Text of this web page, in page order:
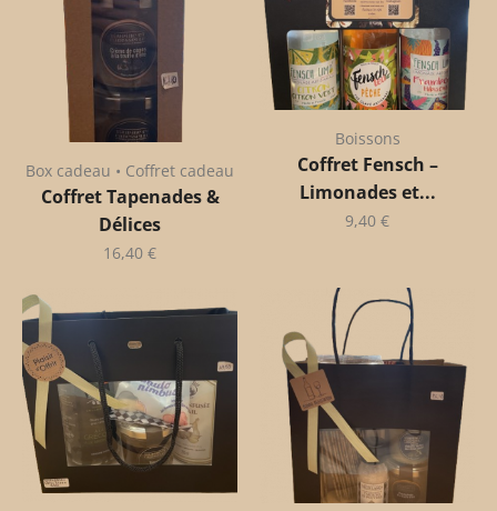
Box cadeau • Coffret cadeau
Coffret Tapenades &
Délices
16,40 €
Boissons
Coffret Fensch –
Limonades et...
9,40 €